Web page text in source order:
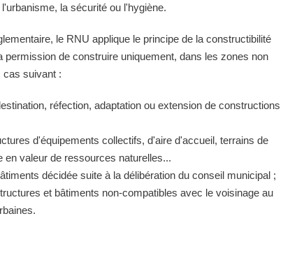
la sécurité ou l'hygiène.
le RNU applique le principe de la constructibilité
permission de construire uniquement, dans les zones non
cas suivant :
réfection, adaptation ou extension de constructions
d'équipements collectifs, d'aire d'accueil, terrains de
en valeur de ressources naturelles...
décidée suite à la délibération du conseil municipal ;
et bâtiments non-compatibles avec le voisinage au